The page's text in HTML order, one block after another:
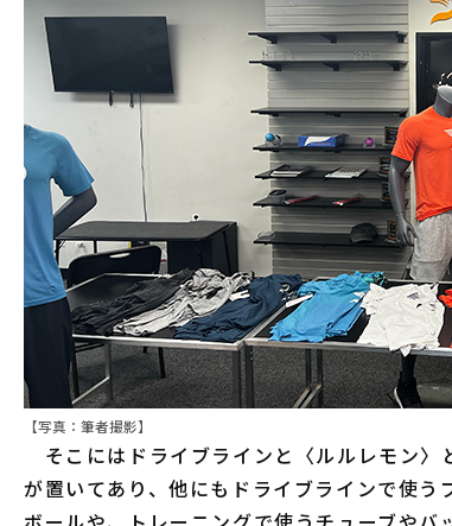
【写真：筆者撮影】
そこにはドライブラインと〈ルルレモン〉
が置いてあり、他にもドライブラインで使